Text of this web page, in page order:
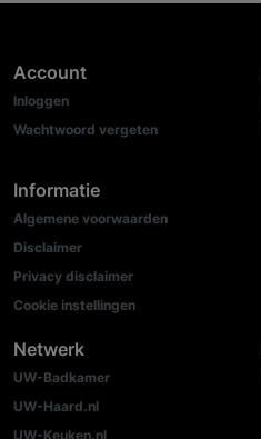
Account
Inloggen
Wachtwoord vergeten
Informatie
Algemene voorwaarden
Disclaimer
Privacy disclaimer
Cookie instellingen
Netwerk
UW-Badkamer
UW-Haard.nl
UW-Keuken.nl